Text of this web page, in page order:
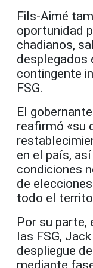
Fils-Aimé
oportunidad
chadianos,
desplegados
contingente
FSG.
El
reafirmó «su
en el país,
condiciones
de
todo el
Por su parte,
las FSG,
despliegue
mediante